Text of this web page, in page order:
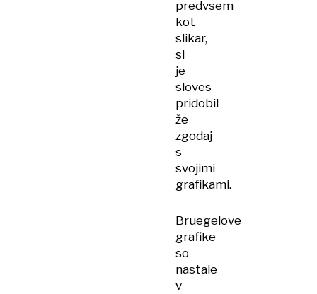
predvsem
kot
slikar,
si
je
sloves
pridobil
že
zgodaj
s
svojimi
grafikami.
Bruegelove
grafike
so
nastale
v